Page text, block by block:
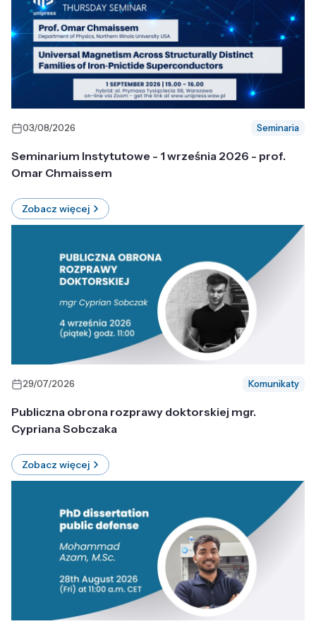
03/08/2026 Seminaria
Seminarium Instytutowe - 1 września 2026 - prof.
Omar Chmaissem
Zobacz więcej
29/07/2026 Komunikaty
Publiczna obrona rozprawy doktorskiej mgr.
Cypriana Sobczaka
Zobacz więcej